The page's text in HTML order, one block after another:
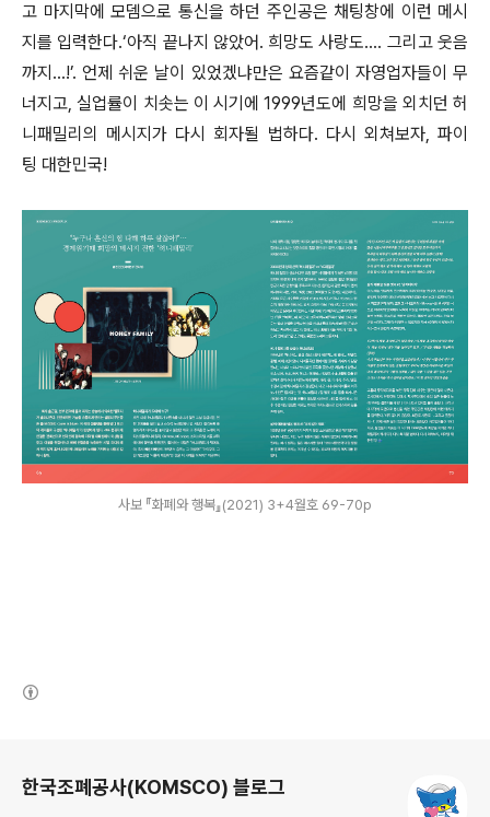
고 마지막에 모뎀으로 통신을 하던 주인공은 채팅창에 이런 메시
지를 입력한다.‘아직 끝나지 않았어. 희망도 사랑도…. 그리고 웃음
까지…!’. 언제 쉬운 날이 있었겠냐만은 요즘같이 자영업자들이 무
너지고, 실업률이 치솟는 이 시기에 1999년도에 희망을 외치던 허
니패밀리의 메시지가 다시 회자될 법하다. 다시 외쳐보자, 파이
팅 대한민국!
사보 『화폐와 행복』(2021) 3+4월호 69-70p
한국조폐공사(KOMSCO) 블로그